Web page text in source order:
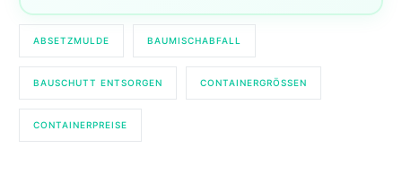
ABSETZMULDE BAUMISCHABFALL
BAUSCHUTT ENTSORGEN CONTAINERGRÖSSEN
CONTAINERPREISE